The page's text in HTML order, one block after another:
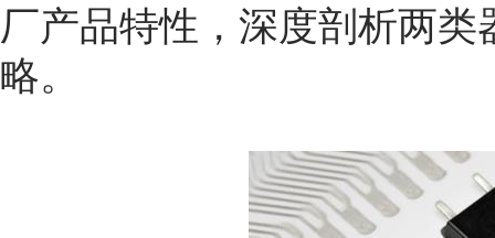
厂产品特性，深度剖析两
略。